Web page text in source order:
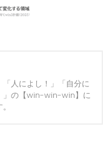
人によし！」「自分に
」の【win-win-win】に